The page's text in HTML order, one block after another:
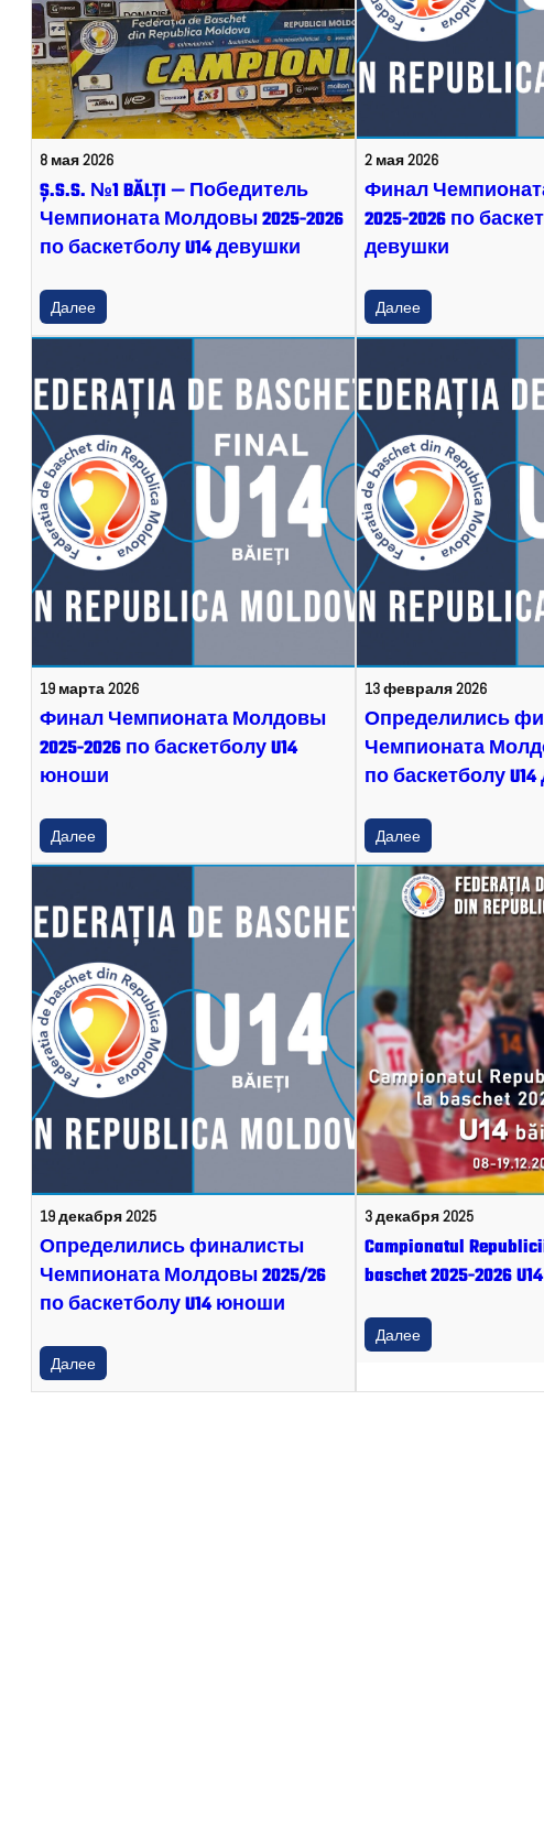
8 мая 2026
Ș.S.S. №1 BĂLȚI — Победитель
Чемпионата Молдовы 2025-2026
по баскетболу U14 девушки
Далее
2 мая 2026
Финал
2025-2026 по
девушки
Далее
19 марта 2026
Финал Чемпионата Молдовы
2025-2026 по баскетболу U14
юноши
Далее
13 февраля 2026
Определились
Чемпионата
по баскетболу
Далее
19 декабря 2025
Определились финалисты
Чемпионата Молдовы 2025/26
по баскетболу U14 юноши
Далее
3 декабря 2025
Campionatul
baschet 2025-2026
Далее